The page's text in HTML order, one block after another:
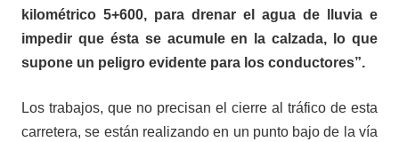
kilométrico 5+600, para drenar el agua de lluvia e
impedir que ésta se acumule en la calzada, lo que
supone un peligro evidente para los conductores”.
Los trabajos, que no precisan el cierre al tráfico de esta
carretera, se están realizando en un punto bajo de la vía